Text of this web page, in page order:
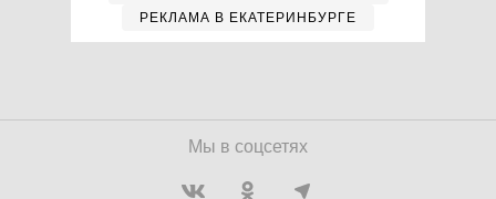
РЕКЛАМА В ЕКАТЕРИНБУРГЕ
Мы в соцсетях